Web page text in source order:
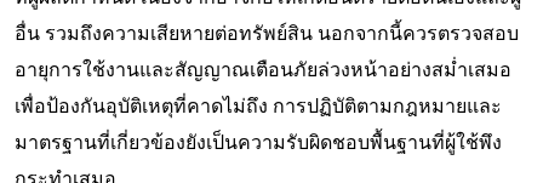
อื่น รวมถึงความเสียหายต่อทรัพย์สิน นอกจากนี้ควรตรวจสอบ
อายุการใช้งานและสัญญาณเตือนภัยล่วงหน้าอย่างสม่ำเสมอ
เพื่อป้องกันอุบัติเหตุที่คาดไม่ถึง การปฏิบัติตามกฎหมายและ
มาตรฐานที่เกี่ยวข้องยังเป็นความรับผิดชอบพื้นฐานที่ผู้ใช้พึง